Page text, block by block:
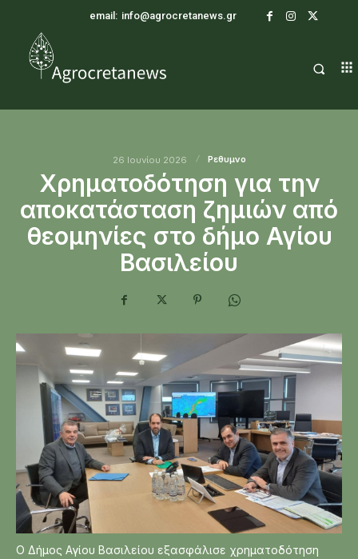
email: info@agrocretanews.gr
26 Ιουνίου 2026 Ρεθυμνο
Χρηματοδότηση για την
αποκατάσταση ζημιών από
θεομηνίες στο δήμο Αγίου
Βασιλείου
Ο Δήμος Αγίου Βασιλείου εξασφάλισε χρηματοδότηση